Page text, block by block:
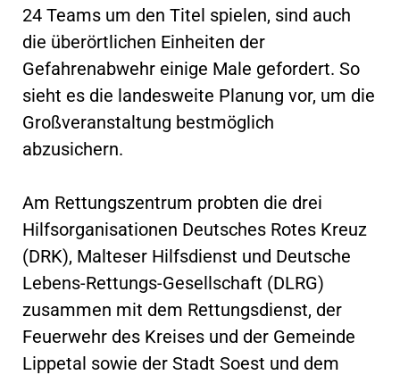
24 Teams um den Titel spielen, sind auch
die überörtlichen Einheiten der
Gefahrenabwehr einige Male gefordert. So
sieht es die landesweite Planung vor, um die
Großveranstaltung bestmöglich
abzusichern.
Am Rettungszentrum probten die drei
Hilfsorganisationen Deutsches Rotes Kreuz
(DRK), Malteser Hilfsdienst und Deutsche
Lebens-Rettungs-Gesellschaft (DLRG)
zusammen mit dem Rettungsdienst, der
Feuerwehr des Kreises und der Gemeinde
Lippetal sowie der Stadt Soest und dem